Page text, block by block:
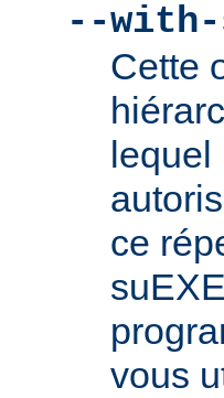
--with-
Cette
ce
vous